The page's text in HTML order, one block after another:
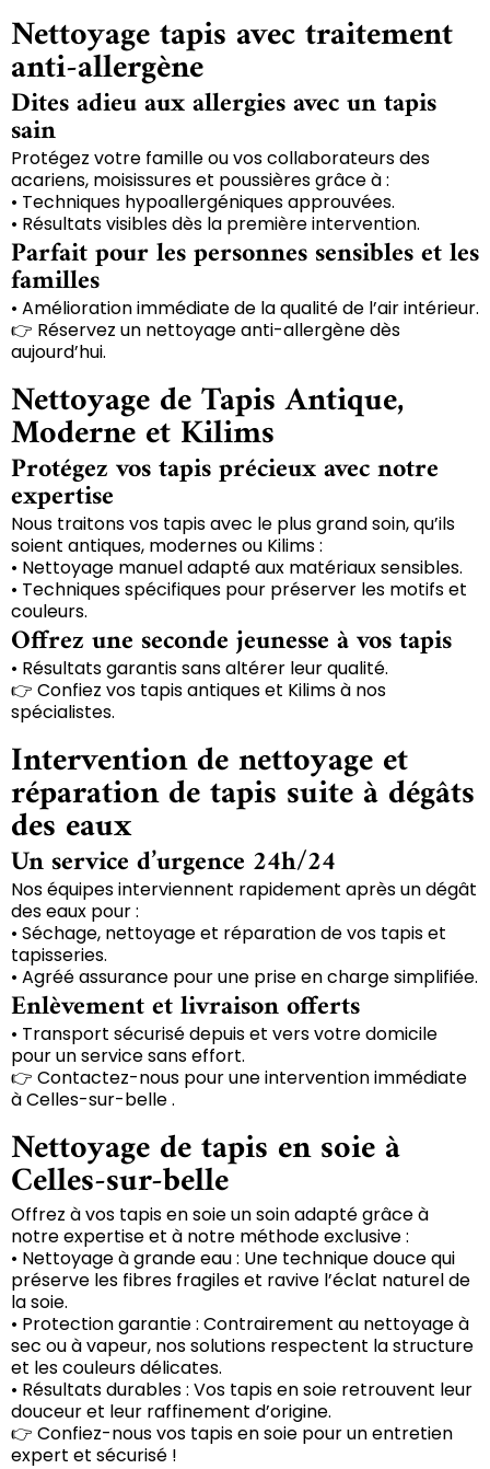
Nettoyage tapis avec traitement
anti-allergène
Dites adieu aux allergies avec un tapis
sain
Protégez votre famille ou vos collaborateurs des
acariens, moisissures et poussières grâce à :
• Techniques hypoallergéniques approuvées.
• Résultats visibles dès la première intervention.
Parfait pour les personnes sensibles et les
familles
• Amélioration immédiate de la qualité de l’air intérieur.
👉 Réservez un nettoyage anti-allergène dès
aujourd’hui.
Nettoyage de Tapis Antique,
Moderne et Kilims
Protégez vos tapis précieux avec notre
expertise
Nous traitons vos tapis avec le plus grand soin, qu’ils
soient antiques, modernes ou Kilims :
• Nettoyage manuel adapté aux matériaux sensibles.
• Techniques spécifiques pour préserver les motifs et
couleurs.
Offrez une seconde jeunesse à vos tapis
• Résultats garantis sans altérer leur qualité.
👉 Confiez vos tapis antiques et Kilims à nos
spécialistes.
Intervention de nettoyage et
réparation de tapis suite à dégâts
des eaux
Un service d’urgence 24h/24
Nos équipes interviennent rapidement après un dégât
des eaux pour :
• Séchage, nettoyage et réparation de vos tapis et
tapisseries.
• Agréé assurance pour une prise en charge simplifiée.
Enlèvement et livraison offerts
• Transport sécurisé depuis et vers votre domicile
pour un service sans effort.
👉 Contactez-nous pour une intervention immédiate
à Celles-sur-belle .
Nettoyage de tapis en soie à
Celles-sur-belle
Offrez à vos tapis en soie un soin adapté grâce à
notre expertise et à notre méthode exclusive :
• Nettoyage à grande eau : Une technique douce qui
préserve les fibres fragiles et ravive l’éclat naturel de
la soie.
• Protection garantie : Contrairement au nettoyage à
sec ou à vapeur, nos solutions respectent la structure
et les couleurs délicates.
• Résultats durables : Vos tapis en soie retrouvent leur
douceur et leur raffinement d’origine.
👉 Confiez-nous vos tapis en soie pour un entretien
expert et sécurisé !